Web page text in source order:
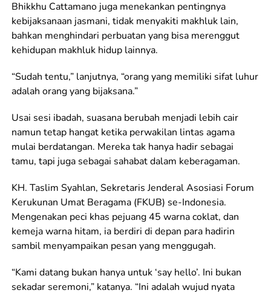
Bhikkhu Cattamano juga menekankan pentingnya
kebijaksanaan jasmani, tidak menyakiti makhluk lain,
bahkan menghindari perbuatan yang bisa merenggut
kehidupan makhluk hidup lainnya.
“Sudah tentu,” lanjutnya, “orang yang memiliki sifat luhur
adalah orang yang bijaksana.”
Usai sesi ibadah, suasana berubah menjadi lebih cair
namun tetap hangat ketika perwakilan lintas agama
mulai berdatangan. Mereka tak hanya hadir sebagai
tamu, tapi juga sebagai sahabat dalam keberagaman.
KH. Taslim Syahlan, Sekretaris Jenderal Asosiasi Forum
Kerukunan Umat Beragama (FKUB) se-Indonesia.
Mengenakan peci khas pejuang 45 warna coklat, dan
kemeja warna hitam, ia berdiri di depan para hadirin
sambil menyampaikan pesan yang menggugah.
“Kami datang bukan hanya untuk ‘say hello’. Ini bukan
sekadar seremoni,” katanya. “Ini adalah wujud nyata